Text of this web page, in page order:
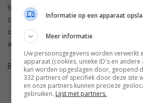
hand gedaan wordt, frame voor
dat mensen films alsClash of the
omzetten naar 3D compleet
algemeenheid.
Bron:Engadget
Informatie op een apparaat
Meer informatie
Uw persoonsgegevens worden verwerkt
apparaat (cookies, unieke ID's en
kan worden opgeslagen door, geopend
332 partners of specifiek door deze site
en onze partners kunnen precieze
gebruiken. Lijst met partners.